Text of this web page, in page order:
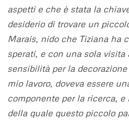
aspetti e che è stata la
desiderio di trovare un
Marais, nido che Tiziana ha
sperati, e con una sola visita
sensibilità per la
mio lavoro, doveva essere
componente per la ricerca,
della quale questo piccolo